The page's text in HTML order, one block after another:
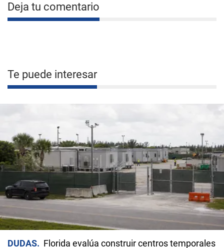
Deja tu comentario
Te puede interesar
DUDAS
Florida evalúa construir centros temporales